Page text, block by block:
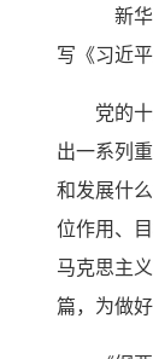
新华
写《习近
党的
出一系列
和发展什
位作用、
马克思主
篇，为做